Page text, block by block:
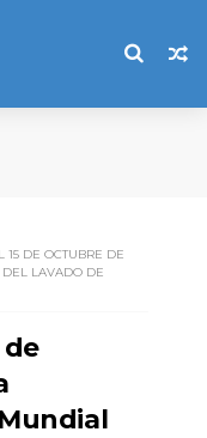
15 DE OCTUBRE DE
LAVADO DE
de